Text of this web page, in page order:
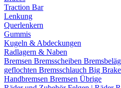
Traction Bar
Lenkung
Querlenkern
Gummis
Kugeln & Abdeckungen
Radlagern & Naben
Bremsen Bremsscheiben
geflochten Bremsschlauch Big
Handbremsen Bremsen Übrige